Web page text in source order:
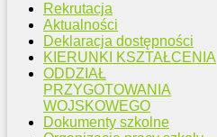
Rekrutacja
Aktualności
Deklaracja dostępności
KIERUNKI KSZTAŁCENIA
ODDZIAŁ
PRZYGOTOWANIA
WOJSKOWEGO
Dokumenty szkolne